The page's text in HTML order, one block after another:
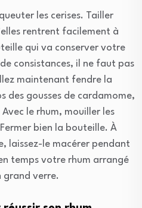
les cerises. Tailler
rentrent facilement à
qui va conserver votre
consistances, il ne faut pas
maintenant fendre la
des gousses de cardamome,
le rhum, mouiller les
bien la bouteille. À
laissez-le macérer pendant
temps votre rhum arrangé
grand verre.